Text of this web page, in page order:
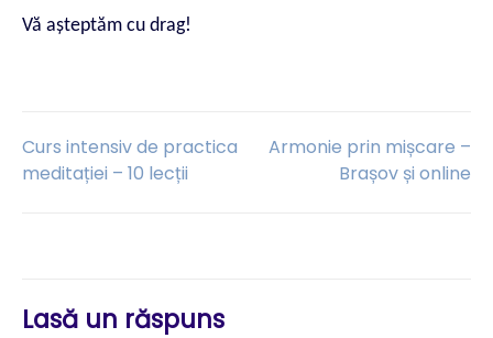
Vă așteptăm cu drag!
Navigare
Curs intensiv de practica
meditației – 10 lecții
Armonie prin mișcare –
Brașov și online
Lasă un răspuns